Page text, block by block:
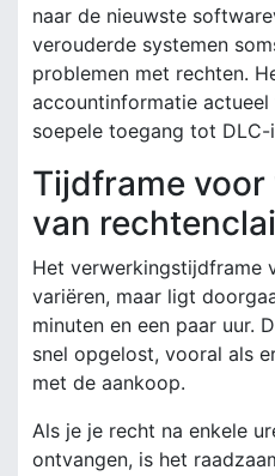
naar de nieuwste
verouderde systemen
problemen met rechten.
accountinformatie
soepele toegang tot DLC-
Tijdframe
van
Het verwerkingstijdframe
variëren, maar ligt
minuten en een paar uur.
snel opgelost, vooral als
met de aankoop.
Als je je recht na enkele
ontvangen, is het